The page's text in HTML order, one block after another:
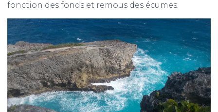
fonction des fonds et remous des écumes.